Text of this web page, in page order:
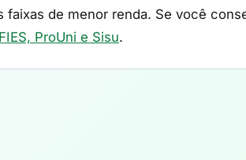
de menor renda. Se você
ProUni e Sisu.